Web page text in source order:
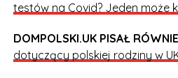
testów na Covid? Jeden może
DOMPOLSKI.UK PISAŁ
dotyczący polskiej rodziny w